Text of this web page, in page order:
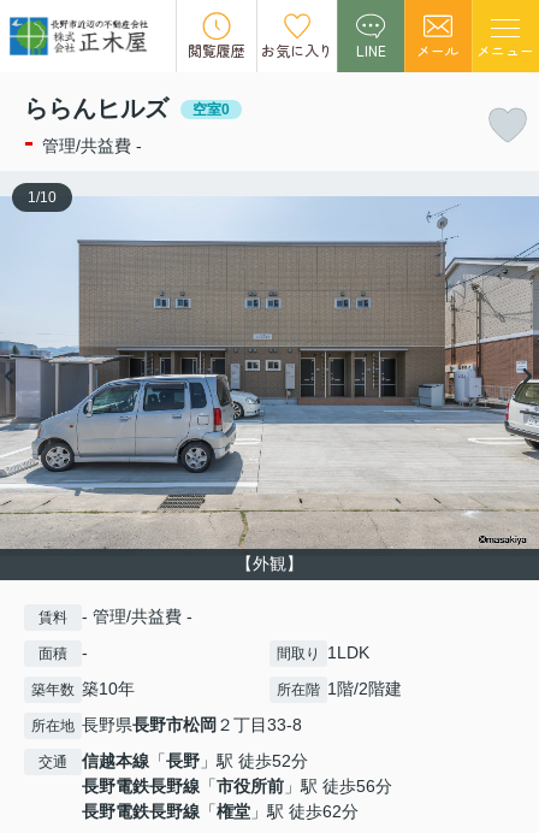
閲覧履歴 お気に入り LINE メール メニュー
この物件の募集は終了しました。
ららんヒルズ 空室0
- 管理/共益費 -
【外観】
1/10
賃料 - 管理/共益費 -
面積 - 間取り 1LDK
築年数 築10年 所在階 1階/2階建
所在地 長野県長野市松岡 ２丁目33-8
交通 信越本線 「長野 」駅 徒歩52分
長野電鉄長野線 「市役所前 」駅 徒歩56分
長野電鉄長野線 「権堂 」駅 徒歩62分